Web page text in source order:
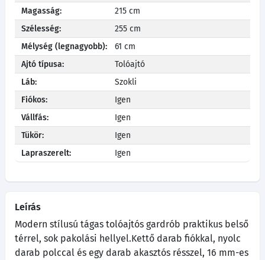
Magasság:
215 cm
Szélesség:
255 cm
Mélység (legnagyobb):
61 cm
Ajtó típusa:
Tolóajtó
Láb:
Szokli
Fiókos:
Igen
Vállfás:
Igen
Tükör:
Igen
Lapraszerelt:
Igen
Leírás
Modern stílusú tágas tolóajtós gardrób praktikus belső
térrel, sok pakolási hellyel.Kettő darab fiókkal, nyolc
darab polccal és egy darab akasztós résszel, 16 mm-es